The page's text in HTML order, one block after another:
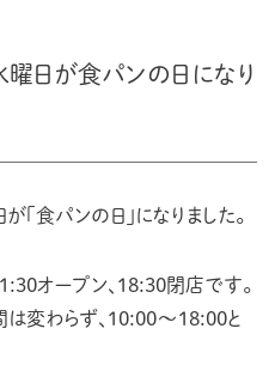
日が食パンの日になり
「食パンの日」になりました。
オープン、18:30閉店です。
変わらず、10:00〜18:00と